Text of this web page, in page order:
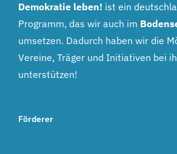
Demokratie leben! ist ein
Programm, das wir auch im
umsetzen. Dadurch haben wir die
Vereine, Träger und Initiativen bei
unterstützen!
Förderer